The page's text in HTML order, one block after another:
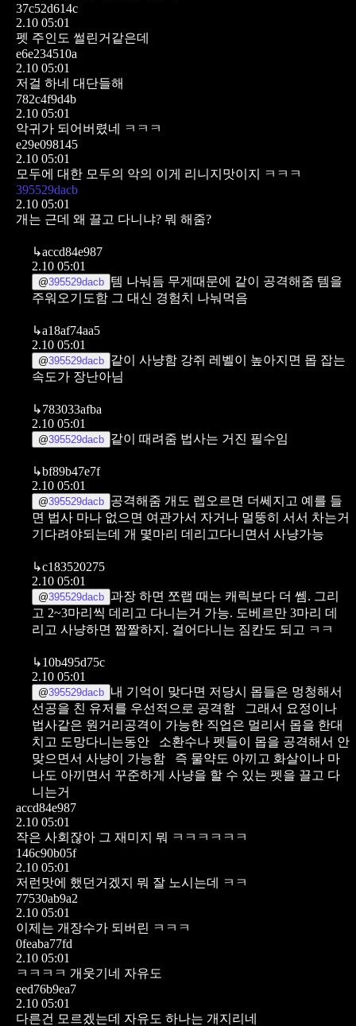
37c52d614c
2.10 05:01
펫 주인도 썰린거같은데
e6e234510a
2.10 05:01
저걸 하네 대단들해
782c4f9d4b
2.10 05:01
악귀가 되어버렸네 ㅋㅋㅋ
e29e098145
2.10 05:01
모두에 대한 모두의 악의 이게 리니지맛이지 ㅋㅋㅋ
395529dacb
2.10 05:01
개는 근데 왜 끌고 다니냐? 뭐 해줌?
↳accd84e987
2.10 05:01
@395529dacb 템 나눠듬 무게때문에 같이 공격해줌 템을
주워오기도함 그 대신 경험치 나눠먹음
↳a18af74aa5
2.10 05:01
@395529dacb 같이 사냥함 강쥐 레벨이 높아지면 몹 잡는
속도가 장난아님
↳783033afba
2.10 05:01
@395529dacb 같이 때려줌 법사는 거진 필수임
↳bf89b47e7f
2.10 05:01
@395529dacb 공격해줌 개도 렙오르면 더쎄지고 예를 들
면 법사 마나 없으면 여관가서 자거나 멀뚱히 서서 차는거
기다려야되는데 개 몇마리 데리고다니면서 사냥가능
↳c183520275
2.10 05:01
@395529dacb 과장 하면 쪼랩 때는 캐릭보다 더 쎔. 그리
고 2~3마리씩 데리고 다니는거 가능. 도베르만 3마리 데
리고 사냥하면 짭짤하지. 걸어다니는 짐칸도 되고 ㅋㅋ
↳10b495d75c
2.10 05:01
@395529dacb 내 기억이 맞다면 저당시 몹들은 멍청해서
선공을 친 유저를 우선적으로 공격함
그래서 요정이나
법사같은 원거리공격이 가능한 직업은 멀리서 몹을 한대
치고 도망다니는동안
소환수나 펫들이 몹을 공격해서 안
맞으면서 사냥이 가능함
즉 물약도 아끼고 화살이나 마
나도 아끼면서 꾸준하게 사냥을 할 수 있는 펫을 끌고 다
니는거
accd84e987
2.10 05:01
작은 사회잖아 그 재미지 뭐 ㅋㅋㅋㅋㅋㅋ
146c90b05f
2.10 05:01
저런맛에 했던거겠지 뭐 잘 노시는데 ㅋㅋ
77530ab9a2
2.10 05:01
이제는 개장수가 되버린 ㅋㅋㅋ
0feaba77fd
2.10 05:01
ㅋㅋㅋㅋ 개웃기네 자유도
eed76b9ea7
2.10 05:01
다른건 모르겠는데 자유도 하나는 개지리네